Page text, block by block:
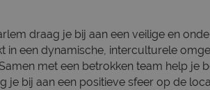
draag je bij aan een veilige en
in een dynamische, interculturele
met een betrokken team help je
je bij aan een positieve sfeer op de